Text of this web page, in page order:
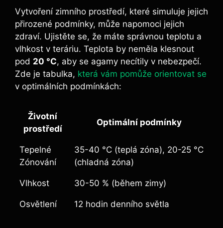
Vytvoření zimního prostředí, které simuluje jejich
přirozené podmínky, může napomoci jejich
zdraví. Ujistěte se, že máte správnou teplotu a
vlhkost v teráriu. Teplota by neměla klesnout
pod 20 °C, aby se agamy necítily v nebezpečí.
Zde je tabulka, která vám pomůže orientovat se
v optimálních podmínkách:
Životní
prostředí
Optimální podmínky
Tepelné
Zónování
35-40 °C (teplá zóna), 20-25 °C
(chladná zóna)
Vlhkost 30-50 % (během zimy)
Osvětlení 12 hodin denního světla